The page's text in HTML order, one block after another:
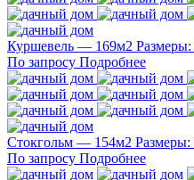
Куршевель — 169м2 Размеры:
По запросу Подробнее
Стокгольм — 154м2 Размеры:
По запросу Подробнее